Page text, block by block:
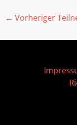
← Vorheriger